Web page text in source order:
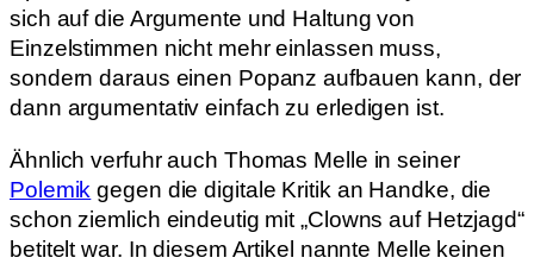
sich auf die Argumente und Haltung von
Einzelstimmen nicht mehr einlassen muss,
sondern daraus einen Popanz aufbauen kann, der
dann argumentativ einfach zu erledigen ist.
Ähnlich verfuhr auch Thomas Melle in seiner
Polemik gegen die digitale Kritik an Handke, die
schon ziemlich eindeutig mit „Clowns auf Hetzjagd“
betitelt war. In diesem Artikel nannte Melle keinen